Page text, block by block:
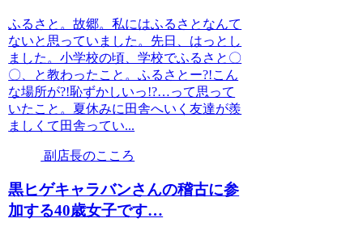
ふるさと。故郷。私にはふるさとなんて
ないと思っていました。先日、はっとし
ました。小学校の頃、学校でふるさと〇
〇、と教わったこと。ふるさとー?!こん
な場所が?!恥ずかしいっ!?…って思って
いたこと。夏休みに田舎へいく友達が羨
ましくて田舎ってい...
副店長のこころ
黒ヒゲキャラバンさんの稽古に参
加する40歳女子です…